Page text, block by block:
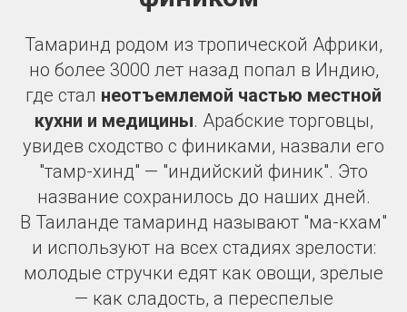
Тамаринд родом из тропической Африки,
но более 3000 лет назад попал в Индию,
где стал неотъемлемой частью местной
кухни и медицины. Арабские торговцы,
увидев сходство с финиками, назвали его
"тамр-хинд" — "индийский финик". Это
название сохранилось до наших дней.
В Таиланде тамаринд называют "ма-кхам"
и используют на всех стадиях зрелости:
молодые стручки едят как овощи, зрелые
— как сладость, а переспелые